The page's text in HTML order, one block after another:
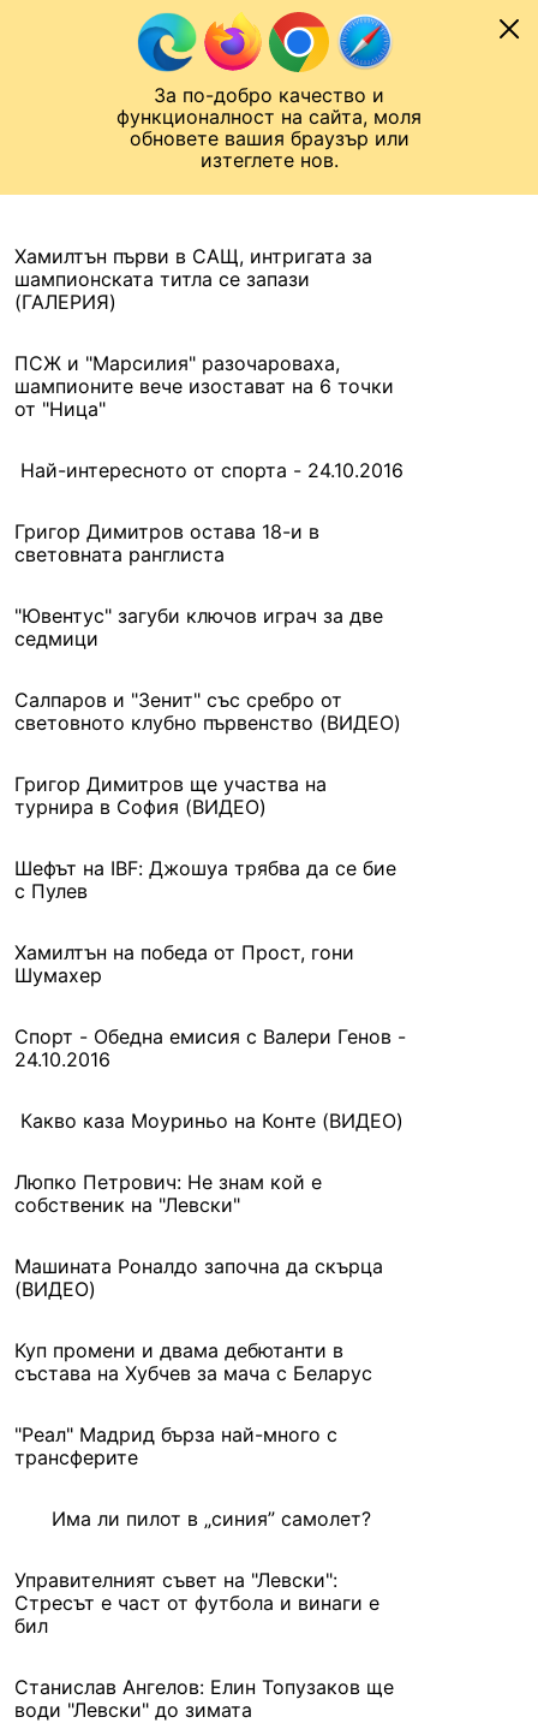
За по-добро качество и
функционалност на сайта, моля
обновете вашия браузър или
изтеглете нов.
Към съдържанието
Лига на Конференциите
Хамилтън първи в САЩ, интригата за
шампионската титла се запази
(ГАЛЕРИЯ)
ПСЖ и "Марсилия" разочароваха,
шампионите вече изостават на 6 точки
от "Ница"
Най-интересното от спорта - 24.10.2016
Григор Димитров остава 18-и в
световната ранглиста
"Ювентус" загуби ключов играч за две
седмици
Салпаров и "Зенит" със сребро от
световното клубно първенство (ВИДЕО)
Григор Димитров ще участва на
турнира в София (ВИДЕО)
Шефът на IBF: Джошуа трябва да се бие
с Пулев
Хамилтън на победа от Прост, гони
Шумахер
Спорт - Обедна емисия с Валери Генов -
24.10.2016
Какво каза Моуриньо на Конте (ВИДЕО)
Люпко Петрович: Не знам кой е
собственик на "Левски"
Машината Роналдо започна да скърца
(ВИДЕО)
Куп промени и двама дебютанти в
състава на Хубчев за мача с Беларус
"Реал" Мадрид бърза най-много с
трансферите
Има ли пилот в „синия” самолет?
Управителният съвет на "Левски":
Стресът е част от футбола и винаги е
бил
Станислав Ангелов: Елин Топузаков ще
води "Левски" до зимата